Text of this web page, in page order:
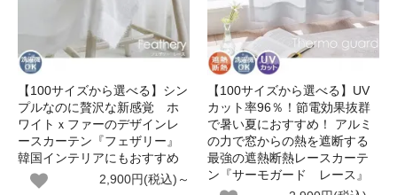
【100サイズから選べる】シン
プルなのに贅沢な新感覚 ホ
ワイトｘファーのデザインレ
ースカーテン『フェザリー』
韓国インテリアにもおすすめ
2,900円(税込)～
【100サイズから選べる】UV
カット率96％！節電効果抜群
で暑い夏におすすめ！ アルミ
の力で窓からの熱を遮断する
最強の遮熱断熱レースカーテ
ン『サーモガード レース』